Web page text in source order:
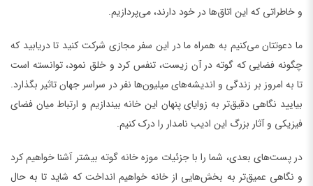
و خاطراتی که این اتاق‌ها در خود دارند، می‌پردازیم.
ما دعوتتان می‌کنیم به همراه ما در این سفر مجازی شرکت کنید تا دریابید که
چگونه فضایی که گوته در آن زیست، تنفس کرد و خلق نمود، توانسته است
تا به امروز بر زندگی و اندیشه‌های میلیون‌ها نفر در سراسر جهان تاثیر بگذارد.
بیایید نگاهی دقیق‌تر به زوایای پنهان این خانه بیندازیم و ارتباط میان فضای
فیزیکی و آثار بزرگ این ادیب نامدار را درک کنیم.
در پست‌های بعدی، شما را با جزئیات موزه خانه گوته بیشتر آشنا خواهیم کرد
و نگاهی عمیق‌تر به بخش‌هایی از خانه خواهیم انداخت که شاید تا به حال